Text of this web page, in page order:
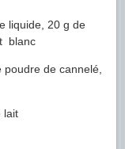
liquide, 20 g de
blanc
poudre de cannelé,
lait